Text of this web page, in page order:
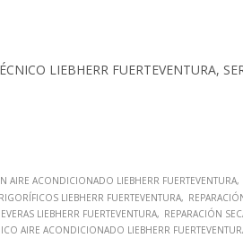
LIEBHERR FUERTEVENTURA,
AIRE ACONDICIONADO LIEBHERR FUERTEVENTURA
LIEBHERR FUERTEVENTURA
LIEBHERR FUERTEVENTURA
REPARACIÓN
AIRE ACONDICIONADO LIEBHERR